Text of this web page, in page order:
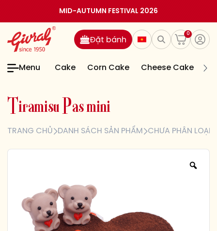
MID-AUTUMN FESTIVAL 2026
0
Đặt bánh
Menu Cake Corn Cake Cheese Cake
iramisu Pas mini
TRANG CHỦ DANH SÁCH SẢN PHẨM CHƯA PHÂN LOẠI